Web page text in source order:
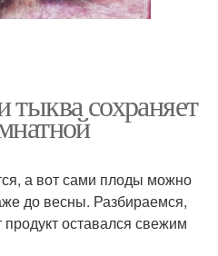
тыква сохраняет
а вот сами плоды можно
до весны. Разбираемся,
продукт оставался свежим